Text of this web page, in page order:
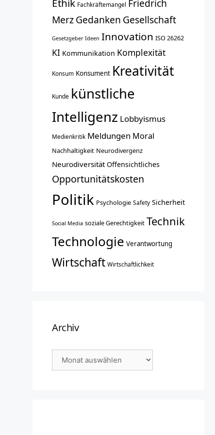
Ethik Fachkräftemangel Friedrich
MerzGedanken Gesellschaft
Gesetzgeber Ideen Innovation ISO 26262
KI Kommunikation Komplexität
Konsum Konsument Kreativität
Kunde künstliche
Intelligenz Lobbyismus
Medienkritik Meldungen Moral
Nachhaltigkeit Neurodivergenz
Neurodiversität Offensichtliches
Opportunitätskosten
Politik Psychologie Safety Sicherheit
Social Media soziale Gerechtigkeit Technik
Technologie Verantwortung
Wirtschaft Wirtschaftlichkeit
Archiv
Archiv